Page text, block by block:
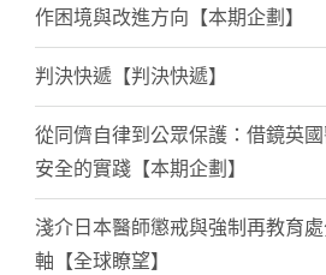
作困境與改進方向【本期企劃】
判決快遞【判決快遞】
從同儕自律到公眾保護：借鏡英
安全的實踐【本期企劃】
淺介日本醫師懲戒與強制再教育
軸【全球瞭望】